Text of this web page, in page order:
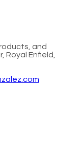
and
Enfield,